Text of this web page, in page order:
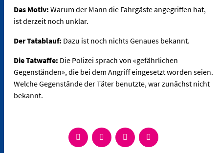
Das Motiv: Warum der Mann die Fahrgäste angegriffen hat,
ist derzeit noch unklar.
Der Tatablauf: Dazu ist noch nichts Genaues bekannt.
Die Tatwaffe: Die Polizei sprach von «gefährlichen
Gegenständen», die bei dem Angriff eingesetzt worden seien.
Welche Gegenstände der Täter benutzte, war zunächst nicht
bekannt.